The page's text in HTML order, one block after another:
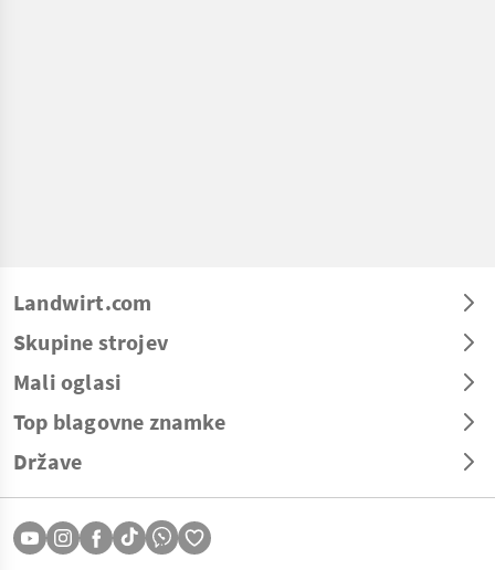
Landwirt.com
Skupine strojev
Mali oglasi
Top blagovne znamke
Države